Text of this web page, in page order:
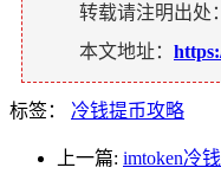
转载请注明出处：
本文地址：
标签： 冷钱提币攻略
上一篇: imtoken冷